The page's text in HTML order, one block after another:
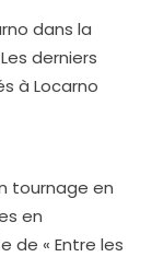
dans la
derniers
à Locarno
tournage en
en
de « Entre les